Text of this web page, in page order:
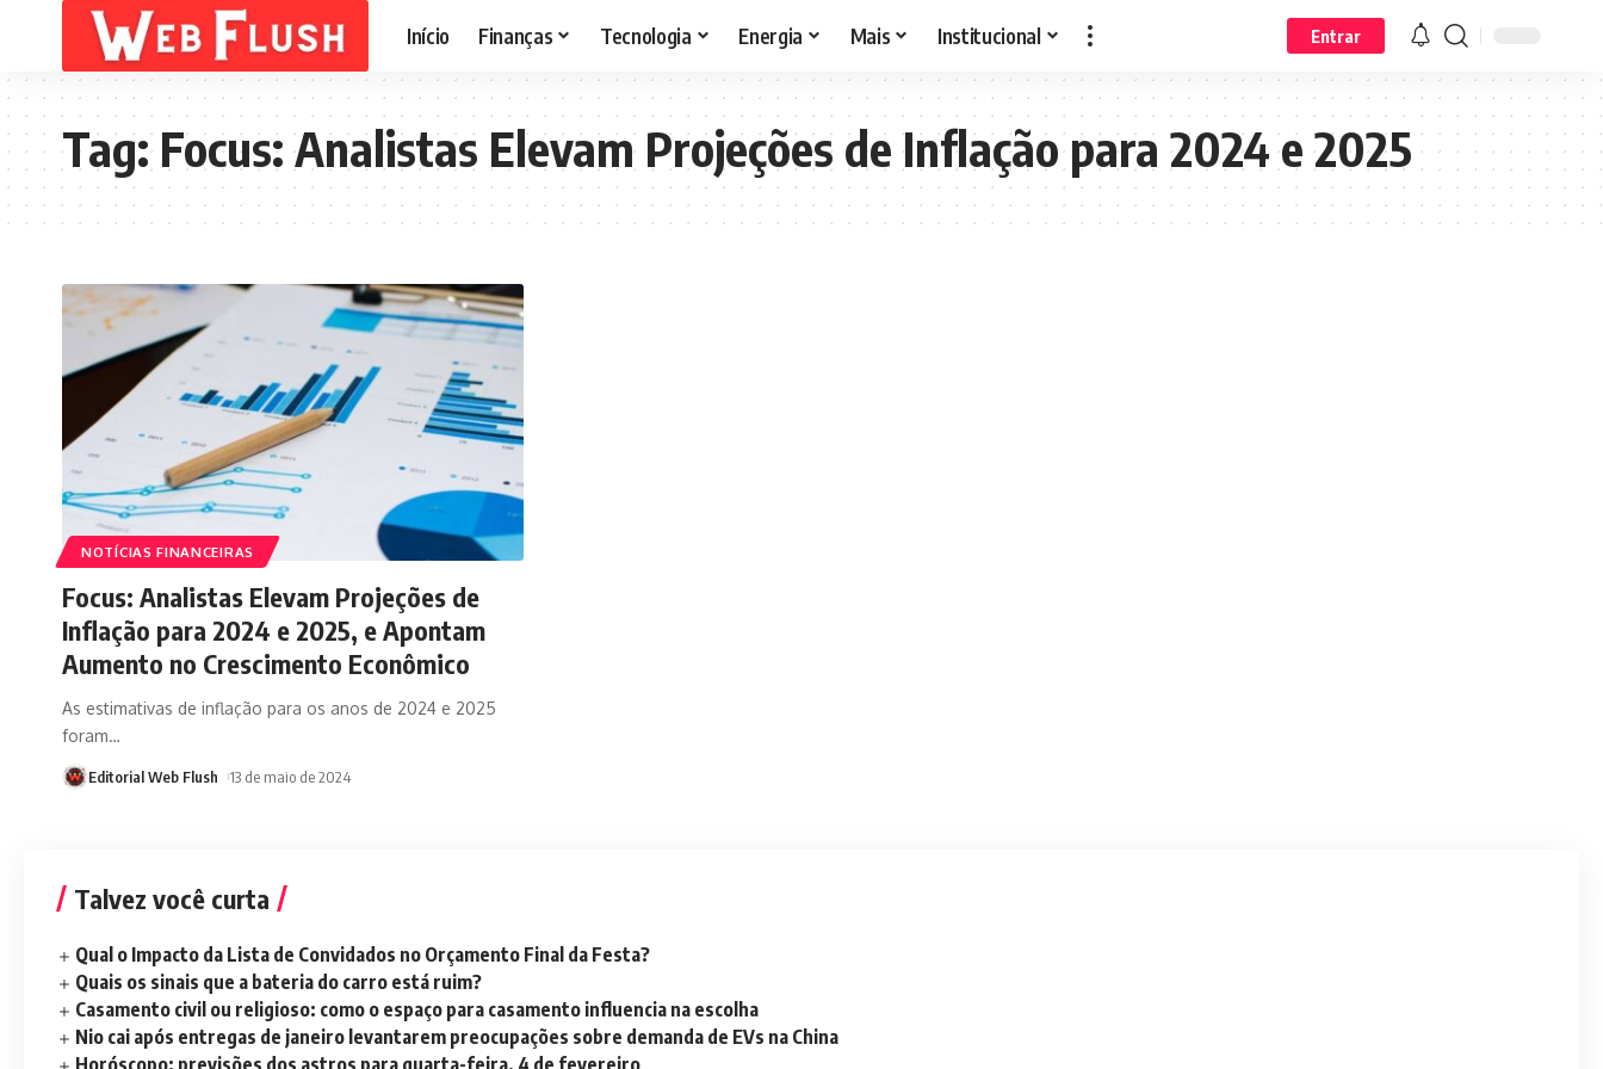
Início Finanças Tecnologia Energia Mais Institucional Entrar
Tag:Focus: Analistas Elevam Projeções de Inflação para 2024 e 2025
NOTÍCIAS FINANCEIRAS
Focus: Analistas Elevam Projeções de
Inflação para 2024 e 2025, e Apontam
Aumento no Crescimento Econômico
As estimativas de inflação para os anos de 2024 e 2025
foram…
Editorial Web Flush 13 de maio de 2024
Talvez você curta
Qual o Impacto da Lista de Convidados no Orçamento Final da Festa?
Quais os sinais que a bateria do carro está ruim?
Casamento civil ou religioso: como o espaço para casamento influencia na escolha
Nio cai após entregas de janeiro levantarem preocupações sobre demanda de EVs na China
Horóscopo: previsões dos astros para quarta-feira, 4 de fevereiro